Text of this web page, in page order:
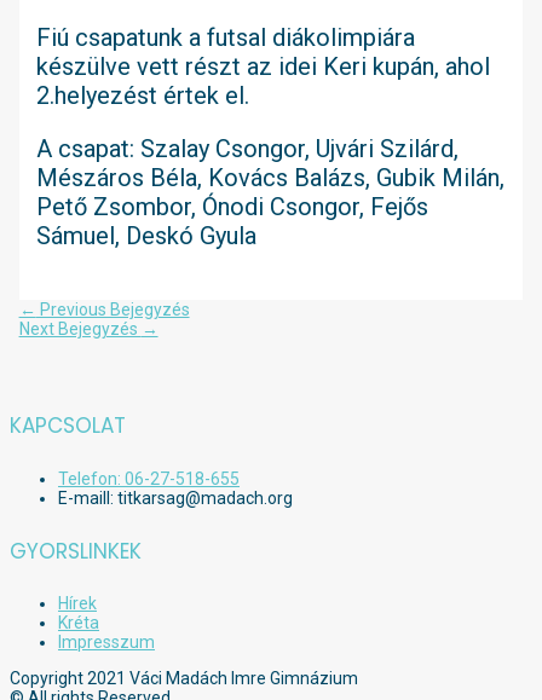
Fiú csapatunk a futsal diákolimpiára
készülve vett részt az idei Keri kupán, ahol
2.helyezést értek el.
A csapat: Szalay Csongor, Ujvári Szilárd,
Mészáros Béla, Kovács Balázs, Gubik Milán,
Pető Zsombor, Ónodi Csongor, Fejős
Sámuel, Deskó Gyula
Bejegyzés
navigáció
← Previous Bejegyzés
Next Bejegyzés →
KAPCSOLAT
Telefon: 06-27-518-655
E-maill: titkarsag@madach.org
GYORSLINKEK
Hírek
Kréta
Impresszum
Copyright 2021 Váci Madách Imre Gimnázium